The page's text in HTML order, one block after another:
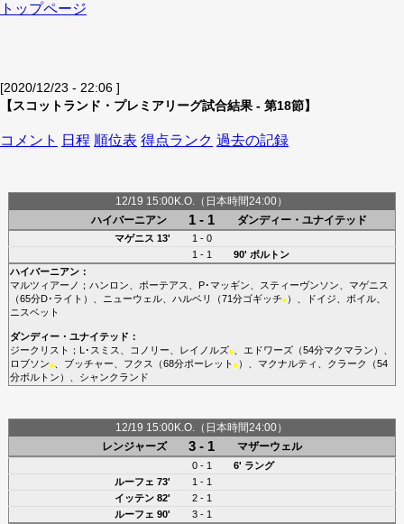
トップページ
[2020/12/23 - 22:06 ]
【スコットランド・プレミアリーグ試合結果 - 第18節】
コメント 日程 順位表 得点ランク 過去の記録
12/19 15:00K.O.（日本時間24:00）
ハイバーニアン
1 - 1 ダンディー・ユナイテッド
マゲニス 13'
1 - 0
1 - 1
90' ボルトン
ハイバーニアン：
マルツィアーノ ； ハンロン ポーテアス P･マッギン スティーヴンソン
マゲニス
（65分D･ライト ）、 ニューウェル、 ハルベリ （71分ゴギッチ■）、 ドイジ ボイル、
ニスベット
ダンディー・ユナイテッド ：
ジークリスト ； L･スミス コノリー レイノルズ■、 エドワーズ（54分マクマラン ）、
ロブソン■、 ブッチャー フクス （68分ポーレット ■）、 マクナルティ クラーク
（54
分ボルトン ）、 シャンクランド
12/19 15:00K.O.（日本時間24:00）
レンジャーズ
3 - 1 マザーウェル
0 - 1 6' ラング
ルーフェ 73'
1 - 1
イッテン82'
2 - 1
ルーフェ 90'
3 - 1